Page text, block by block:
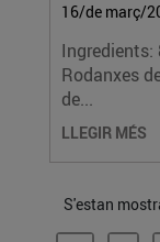
16/de març/
Ingredients:
Rodanxes
de...
LLEGIR MÉS
S'estan